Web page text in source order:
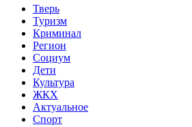
Тверь
Туризм
Криминал
Регион
Социум
Дети
Культура
ЖКХ
Актуальное
Спорт